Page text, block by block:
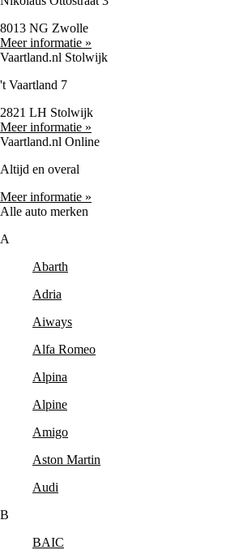
8013 NG Zwolle
Meer informatie »
Vaartland.nl Stolwijk
't Vaartland 7
2821 LH Stolwijk
Meer informatie »
Vaartland.nl Online
Altijd en overal
Meer informatie »
Alle auto merken
A
Abarth
Adria
Aiways
Alfa Romeo
Alpina
Alpine
Amigo
Aston Martin
Audi
B
BAIC